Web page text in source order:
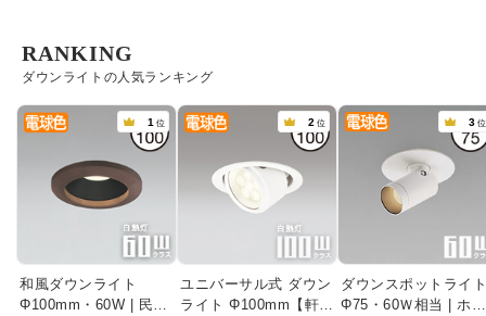
ダウンライトの人気ランキング
RANKING
1 位
和風ダウンライト
Φ100mm・60W | 民芸
2 位
ユニバーサル式 ダウン
ライト Φ100mm【軒
3 位
ダウンスポットライ
Φ75・60Ｗ相当 | ホワ